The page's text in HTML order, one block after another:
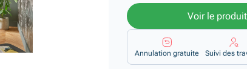
Voir le produit
Annulation gratuite Suivi des